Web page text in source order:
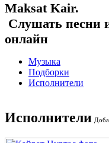
Maksat Kair.
Слушать песни
онлайн
Музыка
Подборки
Исполнители
Исполнители